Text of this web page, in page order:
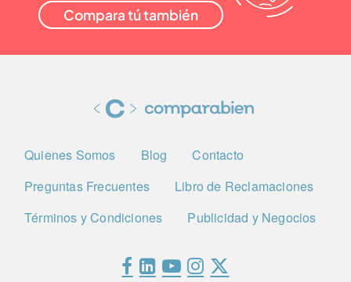
Compara tú también
Quienes Somos Blog
Contacto
Preguntas Frecuentes
Libro de Reclamaciones
Términos y Condiciones
Publicidad y Negocios